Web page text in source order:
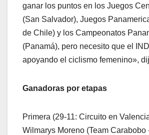
ganar los puntos en los Juegos
(San Salvador), Juegos
de Chile) y los Campeonatos
(Panamá), pero necesito que el
apoyando el ciclismo femenino»,
Ganadoras por etapas
Primera (29-11: Circuito en
Wilmarys Moreno (Team Carabobo